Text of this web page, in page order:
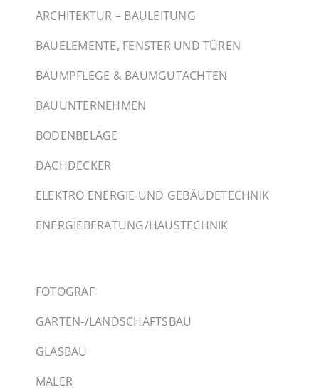
ARCHITEKTUR – BAULEITUNG
BAUELEMENTE, FENSTER UND TÜREN
BAUMPFLEGE & BAUMGUTACHTEN
BAUUNTERNEHMEN
BODENBELÄGE
DACHDECKER
ELEKTRO ENERGIE UND GEBÄUDETECHNIK
ENERGIEBERATUNG/HAUSTECHNIK
FOTOGRAF
GARTEN-/LANDSCHAFTSBAU
GLASBAU
MALER